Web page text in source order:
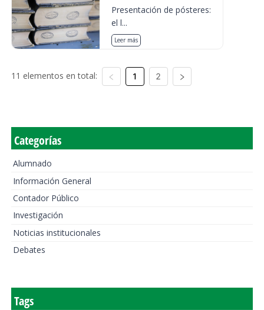
Presentación de pósteres:
el l...
Leer más
11 elementos en total: 1 2
Categorías
Alumnado
Información General
Contador Público
Investigación
Noticias institucionales
Debates
Tags